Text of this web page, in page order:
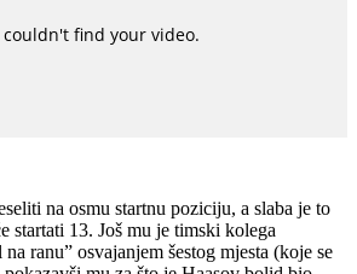
na osmu startnu poziciju, a slaba je to
startati 13. Još mu je timski kolega
na ranu” osvajanjem šestog mjesta (koje se